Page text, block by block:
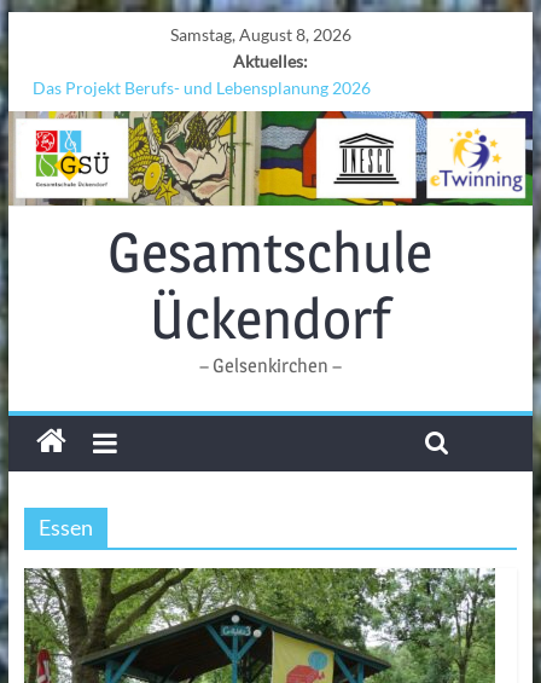
Samstag, August 8, 2026
Aktuelles:
Das Projekt Berufs- und Lebensplanung 2026
UNESCO Stadtradeln „Grenzen überwinden“
KCC-Workshop
Sicherheit auf den Wellen: Lehrkräfte bilden sich in Alicante fort
Ferien!!!
Gesamtschule
Ückendorf
– Gelsenkirchen –
Essen